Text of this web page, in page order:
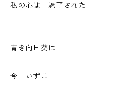
私の心は 魅了された
青き向日葵は
今 いずこ